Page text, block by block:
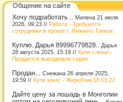
Общение на сайте
Хочу подработать .. Милена 21 июля
2026, 09:23 // Работа - Требуются
сотрудники в прокат г. Нижнего Тагила
Куплю. Дарья 89996779828..
Дарья
28 августа 2025, 15:19 // Купи слона! -
Продается выездковое седло
Продан... Снежана 26 апреля 2025,
19:59 // Купи коня! - Жеребчик.18.03.22
Дайте цену за лошадь в Монголии